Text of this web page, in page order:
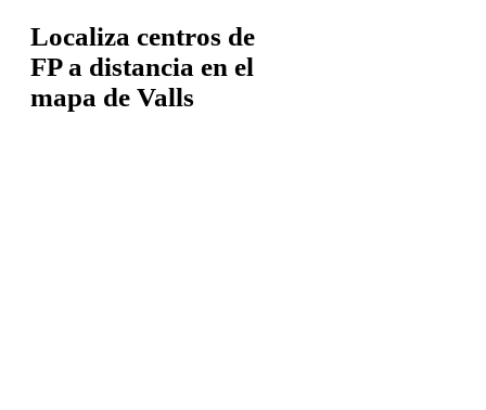
Localiza centros de
FP a distancia en el
mapa de Valls